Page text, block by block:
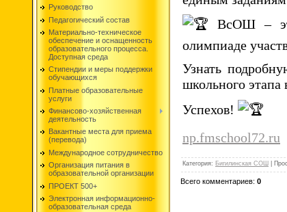
Руководство
Педагогический состав
Материально-техническое
обеспечение и оснащенность
образовательного процесса.
Доступная среда
Стипендии и меры поддержки
обучающихся
Платные образовательные
услуги
Финансово-хозяйственная
деятельность
Вакантные места для приема
(перевода)
Международное сотрудничество
Организация питания в
образовательной организации
ПРОЕКТ 500+
Электронная информационно-
образовательная среда
ВсОШ –
олимпиаде
Узнать
школьного
Успехов!
np.fmschool72.ru
Категория: Бигилинская СОШ
Всего комментариев: 0